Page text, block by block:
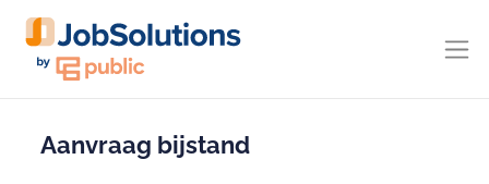
Aanvraag bijstand